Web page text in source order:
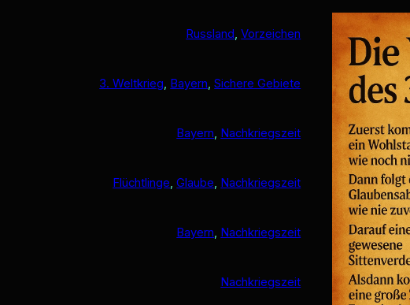
Russland, Vorzeichen
3. Weltkrieg, Bayern, Sichere Gebiete
Bayern, Nachkriegszeit
Flüchtlinge, Glaube, Nachkriegszeit
Bayern, Nachkriegszeit
Nachkriegszeit